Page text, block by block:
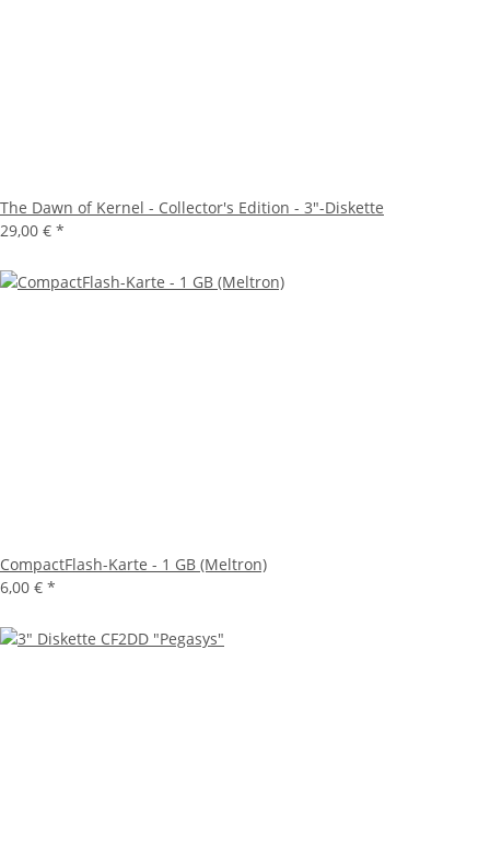
The Dawn of Kernel - Collector's Edition - 3"-Diskette
29,00 € *
CompactFlash-Karte - 1 GB (Meltron)
6,00 € *